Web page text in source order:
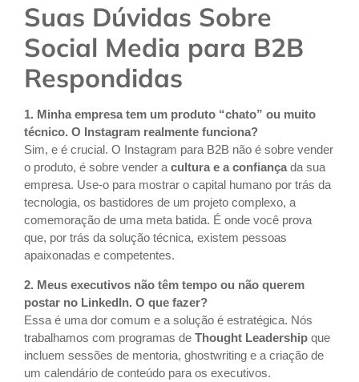
Suas Dúvidas Sobre
Social Media para B2B
Respondidas
1. Minha empresa tem um produto “chato” ou muito
técnico. O Instagram realmente funciona?
Sim, e é crucial. O Instagram para B2B não é sobre vender
o produto, é sobre vender a cultura e a confiança da sua
empresa. Use-o para mostrar o capital humano por trás da
tecnologia, os bastidores de um projeto complexo, a
comemoração de uma meta batida. É onde você prova
que, por trás da solução técnica, existem pessoas
apaixonadas e competentes.
2. Meus executivos não têm tempo ou não querem
postar no LinkedIn. O que fazer?
Essa é uma dor comum e a solução é estratégica. Nós
trabalhamos com programas de Thought Leadership que
incluem sessões de mentoria, ghostwriting e a criação de
um calendário de conteúdo para os executivos.